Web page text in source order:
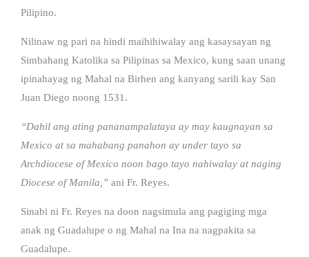
Pilipino.
Nilinaw ng pari na hindi maihihiwalay ang kasaysayan ng
Simbahang Katolika sa Pilipinas sa Mexico, kung saan unang
ipinahayag ng Mahal na Birhen ang kanyang sarili kay San
Juan Diego noong 1531.
“Dahil ang ating pananampalataya ay may kaugnayan sa
Mexico at sa mahabang panahon ay under tayo sa
Archdiocese of Mexico noon bago tayo nahiwalay at naging
Diocese of Manila,” ani Fr. Reyes.
Sinabi ni Fr. Reyes na doon nagsimula ang pagiging mga
anak ng Guadalupe o ng Mahal na Ina na nagpakita sa
Guadalupe.